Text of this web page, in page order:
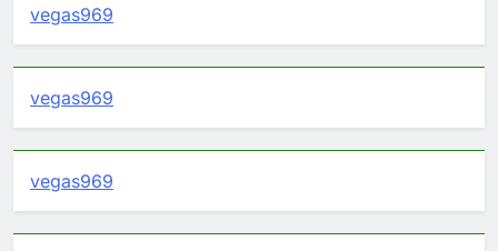
vegas969
vegas969
vegas969